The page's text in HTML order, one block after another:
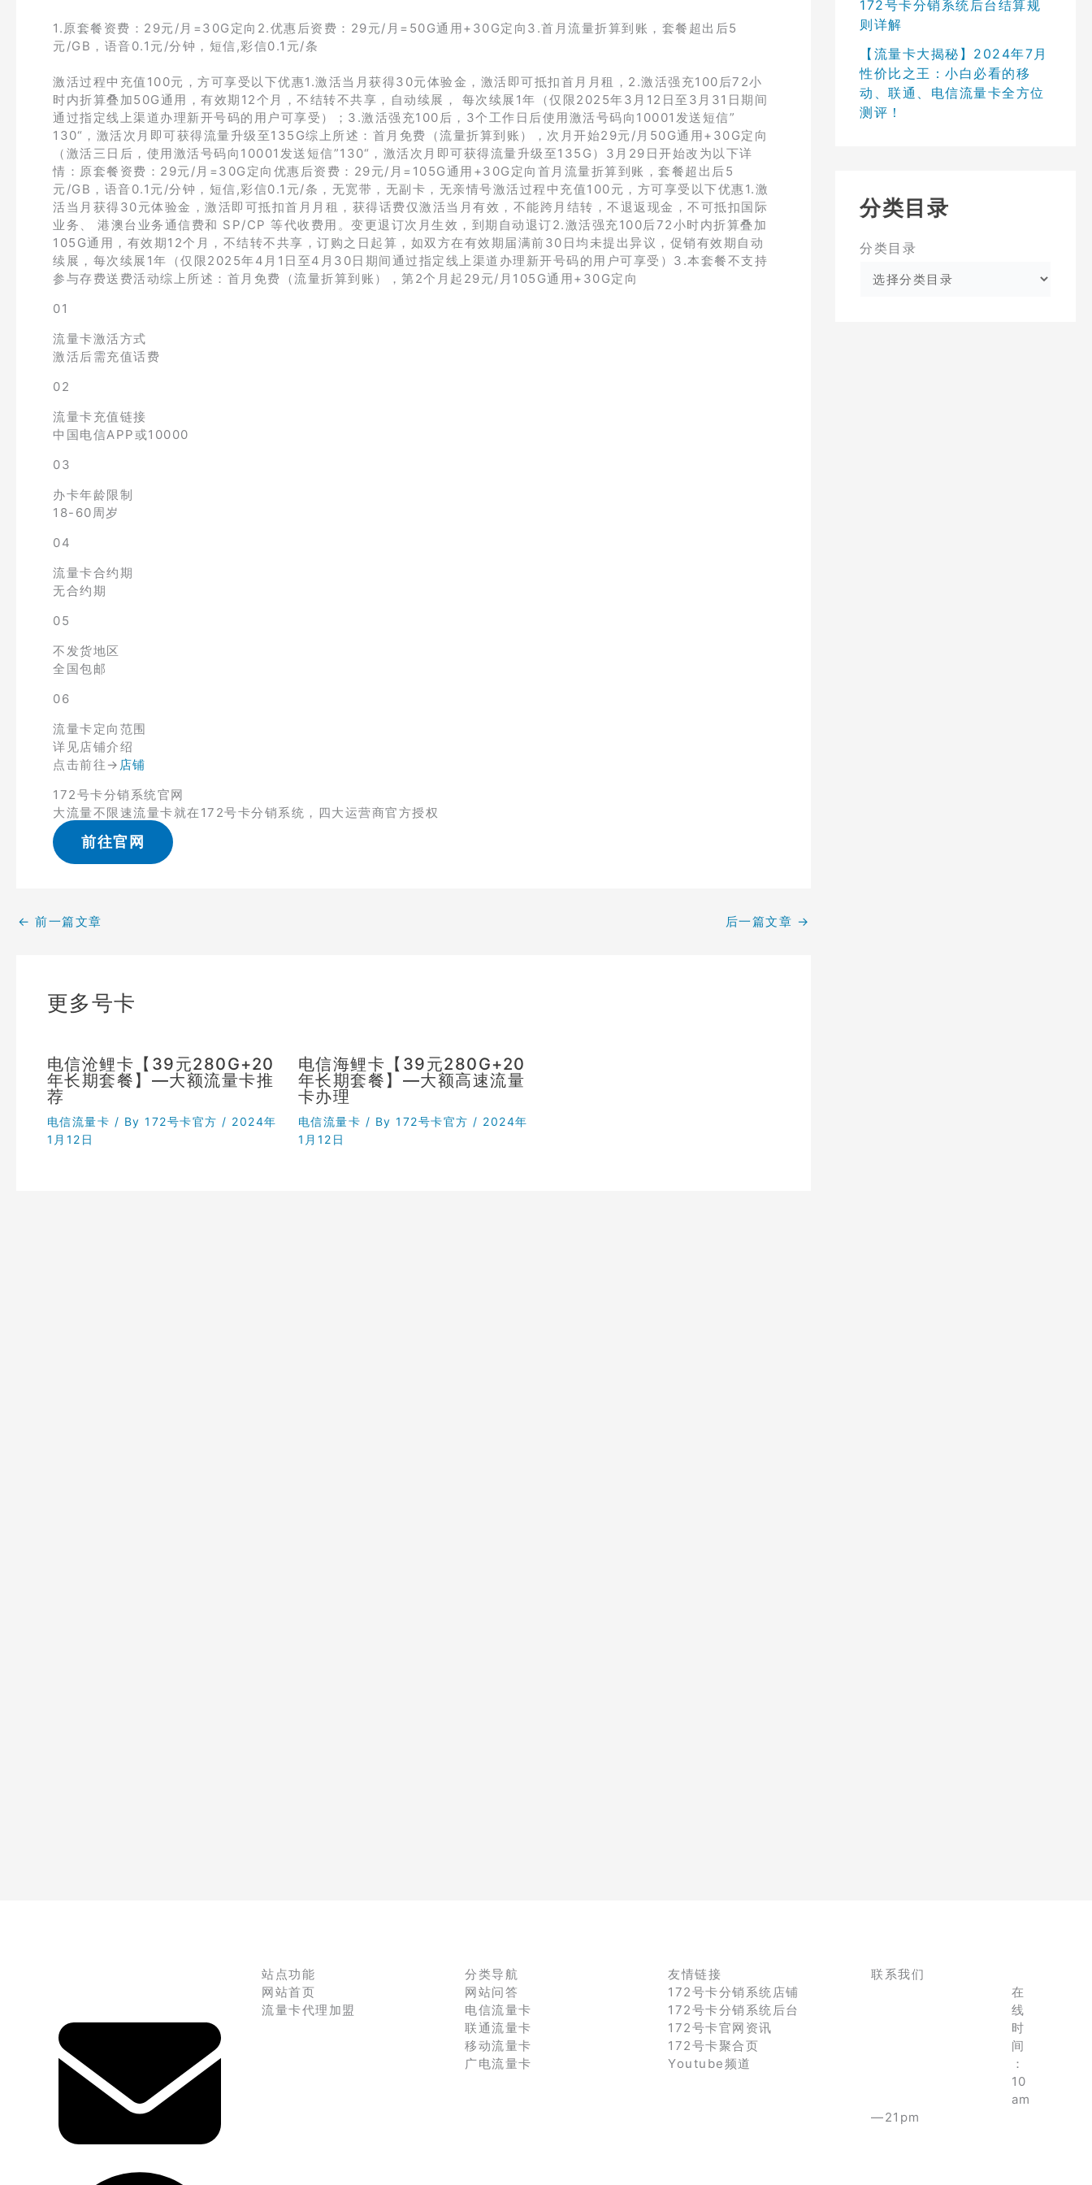
1.原套餐资费：29元/月=30G定向2.优惠后资费：29元/月=50G通用+30G定向3.首月流量折算到账，套餐超出后5
元/GB，语音0.1元/分钟，短信,彩信0.1元/条
激活过程中充值100元，方可享受以下优惠1.激活当月获得30元体验金，激活即可抵扣首月月租，2.激活强充100后72小
时内折算叠加50G通用，有效期12个月，不结转不共享，自动续展， 每次续展1年（仅限2025年3月12日至3月31日期间
通过指定线上渠道办理新开号码的用户可享受）；3.激活强充100后，3个工作日后使用激活号码向10001发送短信”
130“，激活次月即可获得流量升级至135G综上所述：首月免费（流量折算到账），次月开始29元/月50G通用+30G定向
（激活三日后，使用激活号码向10001发送短信”130“，激活次月即可获得流量升级至135G）3月29日开始改为以下详
情：原套餐资费：29元/月=30G定向优惠后资费：29元/月=105G通用+30G定向首月流量折算到账，套餐超出后5
元/GB，语音0.1元/分钟，短信,彩信0.1元/条，无宽带，无副卡，无亲情号激活过程中充值100元，方可享受以下优惠1.激
活当月获得30元体验金，激活即可抵扣首月月租，获得话费仅激活当月有效，不能跨月结转，不退返现金，不可抵扣国际
业务、 港澳台业务通信费和 SP/CP 等代收费用。变更退订次月生效，到期自动退订2.激活强充100后72小时内折算叠加
105G通用，有效期12个月，不结转不共享，订购之日起算，如双方在有效期届满前30日均未提出异议，促销有效期自动
续展，每次续展1年（仅限2025年4月1日至4月30日期间通过指定线上渠道办理新开号码的用户可享受）3.本套餐不支持
参与存费送费活动综上所述：首月免费（流量折算到账），第2个月起29元/月105G通用+30G定向
01
流量卡激活方式
激活后需充值话费
02
流量卡充值链接
中国电信APP或10000
03
办卡年龄限制
18-60周岁
04
流量卡合约期
无合约期
05
不发货地区
全国包邮
06
流量卡定向范围
详见店铺介绍
点击前往→ 店铺
172号卡分销系统官网
大流量不限速流量卡就在172号卡分销系统，四大运营商官方授权
前往官网
← 前一篇文章 后一篇文章 →
更多号卡
电信沧鲤卡【39元280G+20
年长期套餐】—大额流量卡推
荐
电信流量卡 / By 172号卡官方 / 2024年
1月12日
电信海鲤卡【39元280G+20
年长期套餐】—大额高速流量
卡办理
电信流量卡 / By172号卡官方 / 2024年
1月12日
172号卡分销系统后台结算规
则详解
【流量卡大揭秘】2024年7月
性价比之王：小白必看的移
动、联通、电信流量卡全方位
测评！
分类目录
分类目录
站点功能
网站首页
流量卡代理加盟
分类导航
网站问答
电信流量卡
联通流量卡
移动流量卡
广电流量卡
友情链接
172号卡分销系统店铺
172号卡分销系统后台
172号卡官网资讯
172号卡聚合页
Youtube频道
联系我们
在
线
时
间
：
10
am
—21pm